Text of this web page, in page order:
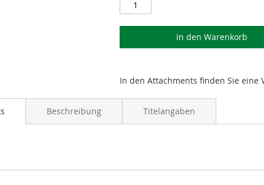
In den Warenkorb
In den Attachments finden Sie eine
Beschreibung Titelangaben